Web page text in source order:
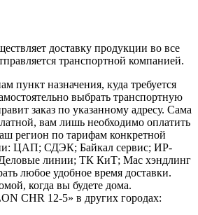
доставку продукции во все
транспортной компанией.
пункт назначения, куда требуется
выбрать транспортную
заказ по указанному адресу. Сама
вам лишь необходимо оплатить
регион по тарифам конкретной
ЦАП; СДЭК; Байкал сервис; ИР-
линии; ТК КиТ; Мас хэндлинг
любое удобное время доставки.
когда вы будете дома.
CHR 12-5» в других городах: